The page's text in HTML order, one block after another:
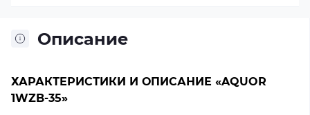
Описание
ХАРАКТЕРИСТИКИ И ОПИСАНИЕ «AQUOR
1WZB-35»